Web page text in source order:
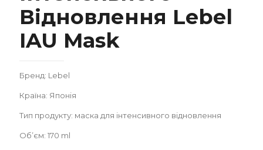
Відновлення Lebel
IAU Mask
Бренд: Lebel
Країна: Японія
Тип продукту: маска для інтенсивного відновлення
Об’єм: 170 ml
Замовити